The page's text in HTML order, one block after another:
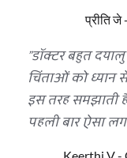
प्रीति जे
"डॉक्टर बहुत
चिंताओं को
इस तरह
पहली बार ऐसा